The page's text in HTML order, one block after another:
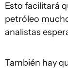
Esto facilitará
petróleo
analistas
También hay